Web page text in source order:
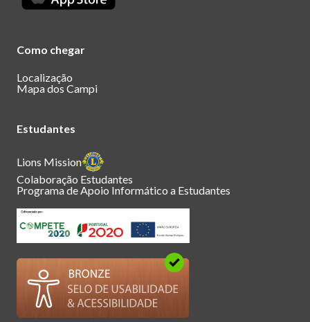
Como chegar
Localização
Mapa dos Campi
Estudantes
Lions Mission
Colaboração Estudantes
Programa de Apoio Informático a Estudantes